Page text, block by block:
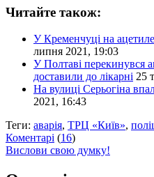
Читайте також:
У Кременчуці на
липня 2021, 19:03
У Полтаві перекинувся
доставили до лікарні 25
На вулиці Серьогіна
2021, 16:43
Теги: аварія, ТРЦ «Київ»,
Коментарі (16)
Вислови свою думку!